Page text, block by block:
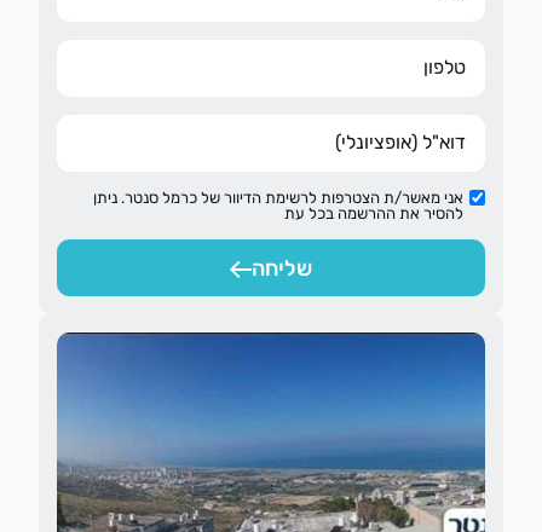
אני מאשר/ת הצטרפות לרשימת הדיוור של כרמל סנטר. ניתן
להסיר את ההרשמה בכל עת
שליחה